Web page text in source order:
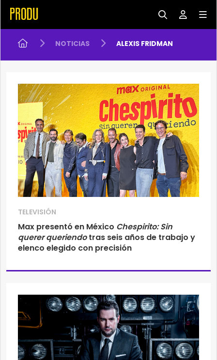
NOTICIAS ALEXIS FRIDMAN
TELEVISIÓN
Max presentó en México Chespirito: Sin
querer queriendotras seis años de trabajo y
elenco elegido con precisión